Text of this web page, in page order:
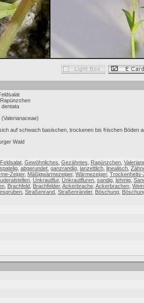
dentata
auf schwach basischen, trockenen bis frischen Böden
Wald
Feldsalat Gewöhnliches Gezähntes Rapünzchen
spatelig abgerundet ganzrandig lanzettlich linealisch
Zeiger, Mäßigwärmezeiger, Wärmezeiger, Trockenheits-
Unkrautflur, Unkrautfluren sandig lehmig
Brachfeld Brachfelder, Ackerbrache Ackerbrachen
Straßenrand Straßenränder, Böschung